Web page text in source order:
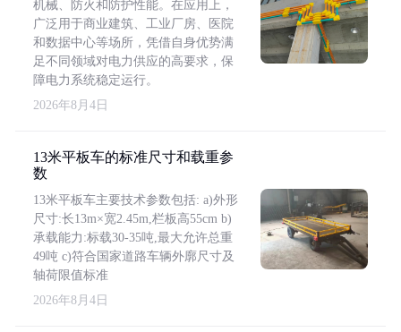
机械、防火和防护性能。在应用上，
广泛用于商业建筑、工业厂房、医院
和数据中心等场所，凭借自身优势满
足不同领域对电力供应的高要求，保
障电力系统稳定运行。
2026年8月4日
13米平板车的标准尺寸和载重参
数
13米平板车主要技术参数包括: a)外形
尺寸:长13m×宽2.45m,栏板高55cm b)
承载能力:标载30-35吨,最大允许总重
49吨 c)符合国家道路车辆外廓尺寸及
轴荷限值标准
2026年8月4日